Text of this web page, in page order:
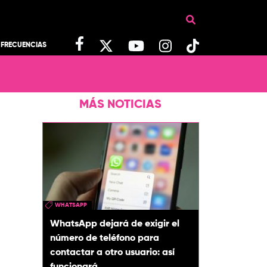
FRECUENCIAS
MÁS NOTICIAS
WHATSAPP
WhatsApp dejará de exigir el
número de teléfono para
contactar a otro usuario: así